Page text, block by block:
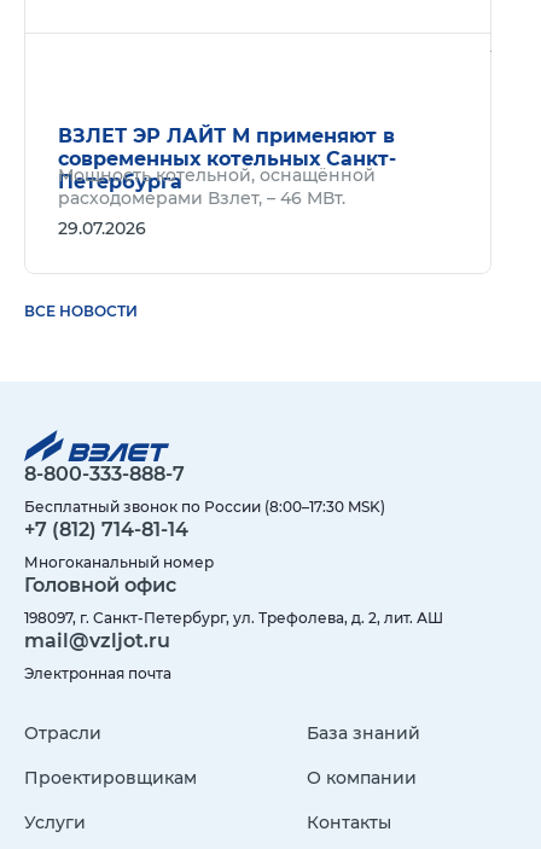
ВЗЛЕТ ЭР ЛАЙТ М применяют в
современных котельных Санкт-
Петербурга
Мощность котельной, оснащённой
расходомерами Взлет, – 46 МВт.
29.07.2026
ВСЕ НОВОСТИ
8-800-333-888-7
Бесплатный звонок по России (8:00–17:30 MSK)
+7 (812) 714-81-14
Многоканальный номер
Головной офис
198097, г. Санкт-Петербург, ул. Трефолева, д. 2, лит. АШ
mail@vzljot.ru
Электронная почта
Отрасли
Проектировщикам
Услуги
База знаний
О компании
Контакты